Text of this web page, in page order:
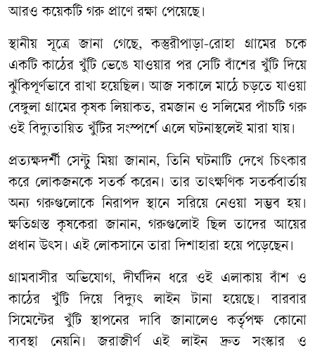
আরও কয়েকটি গরু প্রাণে রক্ষা পেয়েছে।
স্থানীয় সূত্রে জানা গেছে, কস্তুরীপাড়া-রোহা গ্রামের চকে
একটি কাঠের খুঁটি ভেঙে যাওয়ার পর সেটি বাঁশের খুঁটি দিয়ে
ঝুঁকিপূর্ণভাবে রাখা হয়েছিল। আজ সকালে মাঠে চড়তে যাওয়া
বেঙ্গুলা গ্রামের কৃষক লিয়াকত, রমজান ও সলিমের পাঁচটি গরু
ওই বিদ্যুতায়িত খুঁটির সংস্পর্শে এলে ঘটনাস্থলেই মারা যায়।
প্রত্যক্ষদর্শী সেন্টু মিয়া জানান, তিনি ঘটনাটি দেখে চিৎকার
করে লোকজনকে সতর্ক করেন। তার তাৎক্ষণিক সতর্কবার্তায়
অন্য গরুগুলোকে নিরাপদ স্থানে সরিয়ে নেওয়া সম্ভব হয়।
ক্ষতিগ্রস্ত কৃষকেরা জানান, গরুগুলোই ছিল তাদের আয়ের
প্রধান উৎস। এই লোকসানে তারা দিশাহারা হয়ে পড়েছেন।
গ্রামবাসীর অভিযোগ, দীর্ঘদিন ধরে ওই এলাকায় বাঁশ ও
কাঠের খুঁটি দিয়ে বিদ্যুৎ লাইন টানা হয়েছে। বারবার
সিমেন্টের খুঁটি স্থাপনের দাবি জানালেও কর্তৃপক্ষ কোনো
ব্যবস্থা নেয়নি। জরাজীর্ণ এই লাইন দ্রুত সংস্কার ও